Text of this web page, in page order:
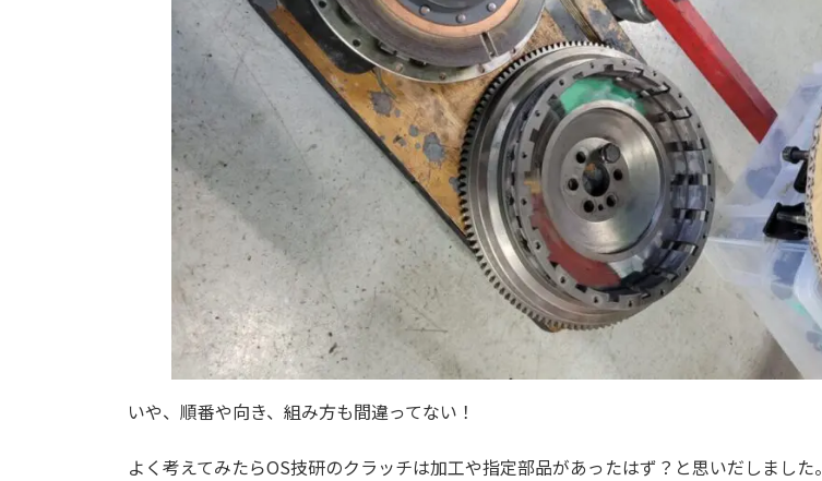
いや、順番や向き、組み方も間違ってない！
よく考えてみたらOS技研のクラッチは加工や指定部品があったはず？と思いだしました。